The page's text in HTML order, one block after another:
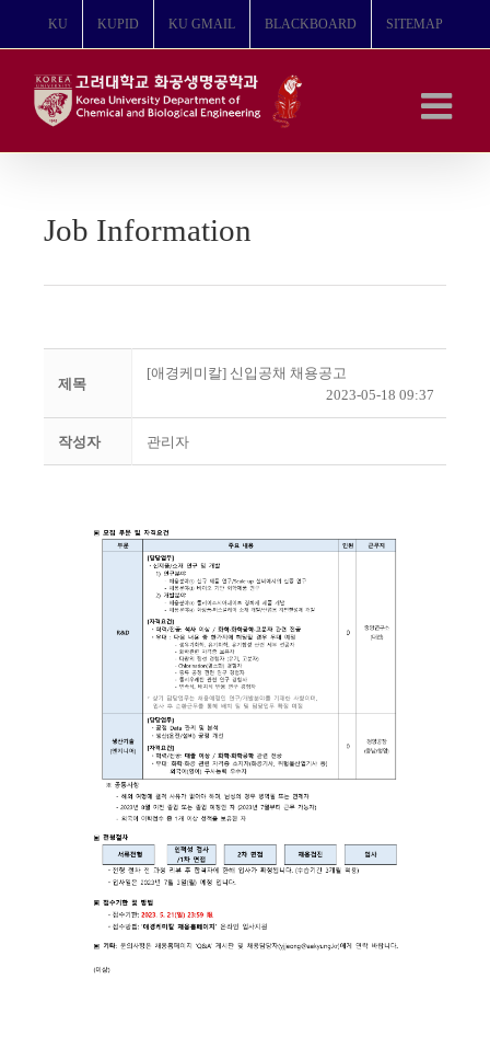
뛰
KU KUPID KU GMAIL BLACKBOARD SITEMAP
Job Information
제목
[애경케미칼] 신입공채 채용공고
2023-05-18 09:37
작성자 관리자